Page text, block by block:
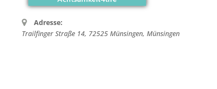
Adresse:
Trailfinger Straße 14, 72525 Münsingen, Münsingen